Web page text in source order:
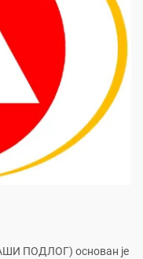
ПОДЛОГ) основан је